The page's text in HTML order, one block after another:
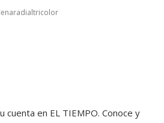
cuenta en EL TIEMPO. Conoce y